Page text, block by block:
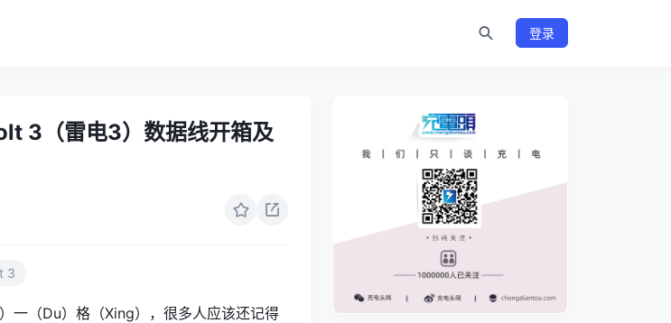
登录
3（雷电3）数据线开箱及
3
一（Du）格（Xing），很多人应该还记得